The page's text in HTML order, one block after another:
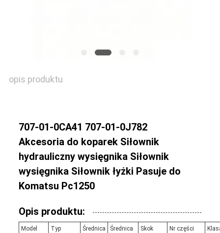
SPRAWY
PRIVACY
POLICY
opis produktu
707-01-0CA41 707-01-0J782
Akcesoria do koparek Siłownik
hydrauliczny wysięgnika Siłownik
wysięgnika Siłownik łyżki Pasuje do
Komatsu Pc1250
Opis produktu:
Model
Typ
Średnica
Średnica
Skok
Nr części